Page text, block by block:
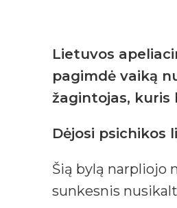
Lietuvos
pagimdė vaiką
žagintojas, kuris
Dėjosi psichikos
Šią bylą narpliojo
sunkesnis